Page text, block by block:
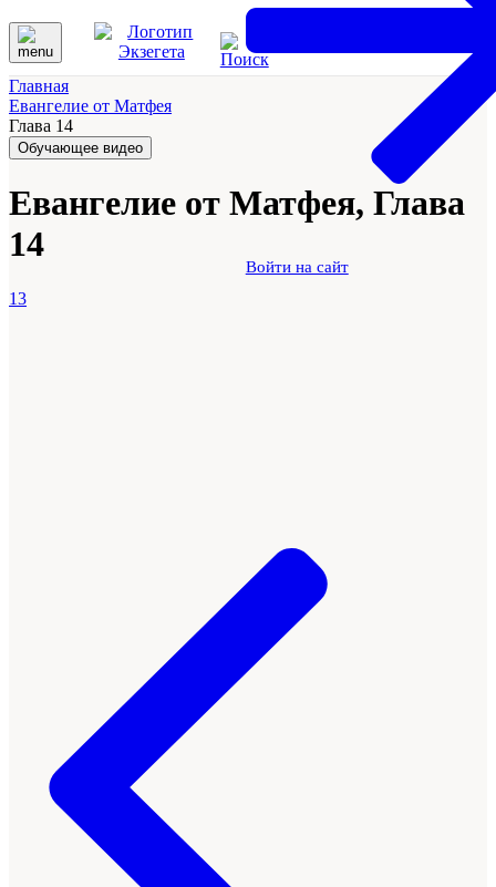
Войти на сайт
Главная
Евангелие от Матфея
Глава 14
Обучающее видео
Евангелие от Матфея, Глава
14
13